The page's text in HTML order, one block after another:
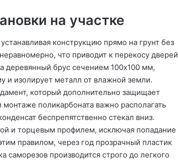
на участке
конструкцию прямо на грунт без
что приводит к перекосу дверей
брус сечением 100х100 мм,
и изолирует металл от влажной земли.
который дополнительно защищает
поликарбоната важно располагать
беспрепятственно стекал вниз.
и торцевым профилем, исключая попадание
правилом, через год прозрачный пластик
производится строго до легкого